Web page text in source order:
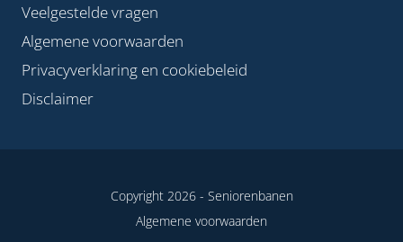
Veelgestelde vragen
Algemene voorwaarden
Privacyverklaring en cookiebeleid
Disclaimer
Copyright 2026 - Seniorenbanen
Algemene voorwaarden